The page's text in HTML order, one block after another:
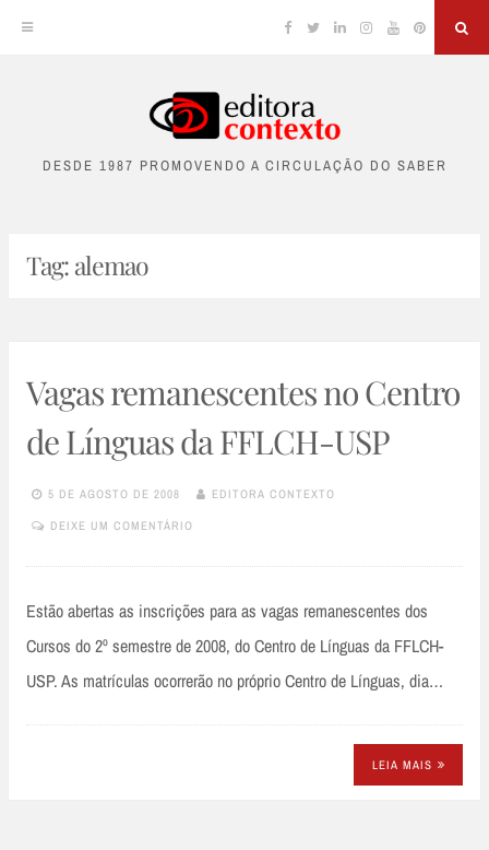
content
Facebook
TwitterLinkedinInstagram
YouTubePinterest
DESDE 1987 PROMOVENDO A CIRCULAÇÃO DO SABER
Tag:alemao
Vagas remanescentes no Centro
de Línguas da FFLCH-USP
5 DE AGOSTO DE 2008 EDITORA CONTEXTO
DEIXE UM COMENTÁRIO
Estão abertas as inscrições para as vagas remanescentes dos
Cursos do 2º semestre de 2008, do Centro de Línguas da FFLCH-
USP. As matrículas ocorrerão no próprio Centro de Línguas, dia…
LEIA MAIS